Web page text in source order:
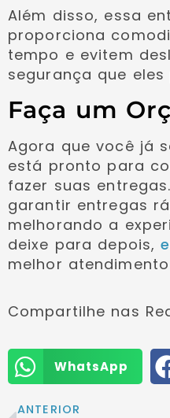
Além disso, essa
proporciona
tempo e evitem
segurança que eles
Faça um
Agora que você já
está pronto para
fazer suas
garantir entregas
melhorando a
deixe para depois,
melhor
Compartilhe nas
WhatsApp
ANTERIOR